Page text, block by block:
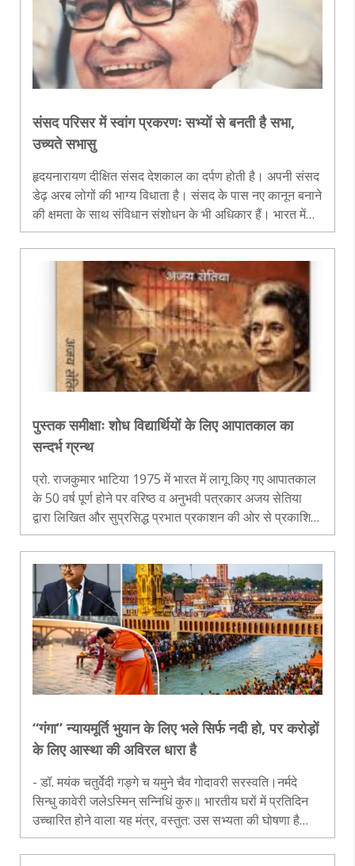
संसद परिसर में स्वांग प्रकरणः सभ्यों से बनती है सभा,
उच्यते सभासु
हृदयनारायण दीक्षित संसद देशकाल का दर्पण होती है। अपनी संसद
डेढ़ अरब लोगों की भाग्य विधाता है। संसद के पास नए कानून बनाने
की क्षमता के साथ संविधान संशोधन के भी अधिकार हैं। भारत में
विचार-विमर्श की परंपरा है ही। वेदों में भी साथ साथ चलने और
परामर्श क..
पुस्तक समीक्षाः शोध विद्यार्थियों के लिए आपातकाल का
सन्दर्भ ग्रन्थ
प्रो. राजकुमार भाटिया 1975 में भारत में लागू किए गए आपातकाल
के 50 वर्ष पूर्ण होने पर वरिष्ठ व अनुभवी पत्रकार अजय सेतिया
द्वारा लिखित और सुप्रसिद्ध प्रभात प्रकाशन की ओर से प्रकाशित
240 पृष्ठों की पुस्तक आपातकाल: आन्दोलन और विश्वासघात की
अंतर्कथा“..
“गंगा” न्यायमूर्ति भुयान के लिए भले सिर्फ नदी हो, पर करोड़ों
के लिए आस्था की अविरल धारा है
- डॉ. मयंक चतुर्वेदी गङ्गे च यमुने चैव गोदावरी सरस्वति।नर्मदे
सिन्धु कावेरी जलेऽस्मिन् सन्निधिं कुरु॥ भारतीय घरों में प्रतिदिन
उच्चारित होने वाला यह मंत्र, वस्तुत: उस सभ्यता की घोषणा है
जिसने नदियों को संसाधन नहीं, माता माना, जल को पदार्थ नहीं,..